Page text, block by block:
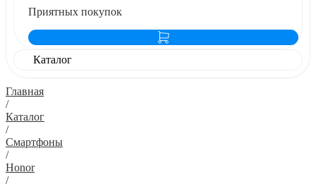
Приятных покупок
Каталог
Главная
/
Каталог
/
Смартфоны
/
Honor
/